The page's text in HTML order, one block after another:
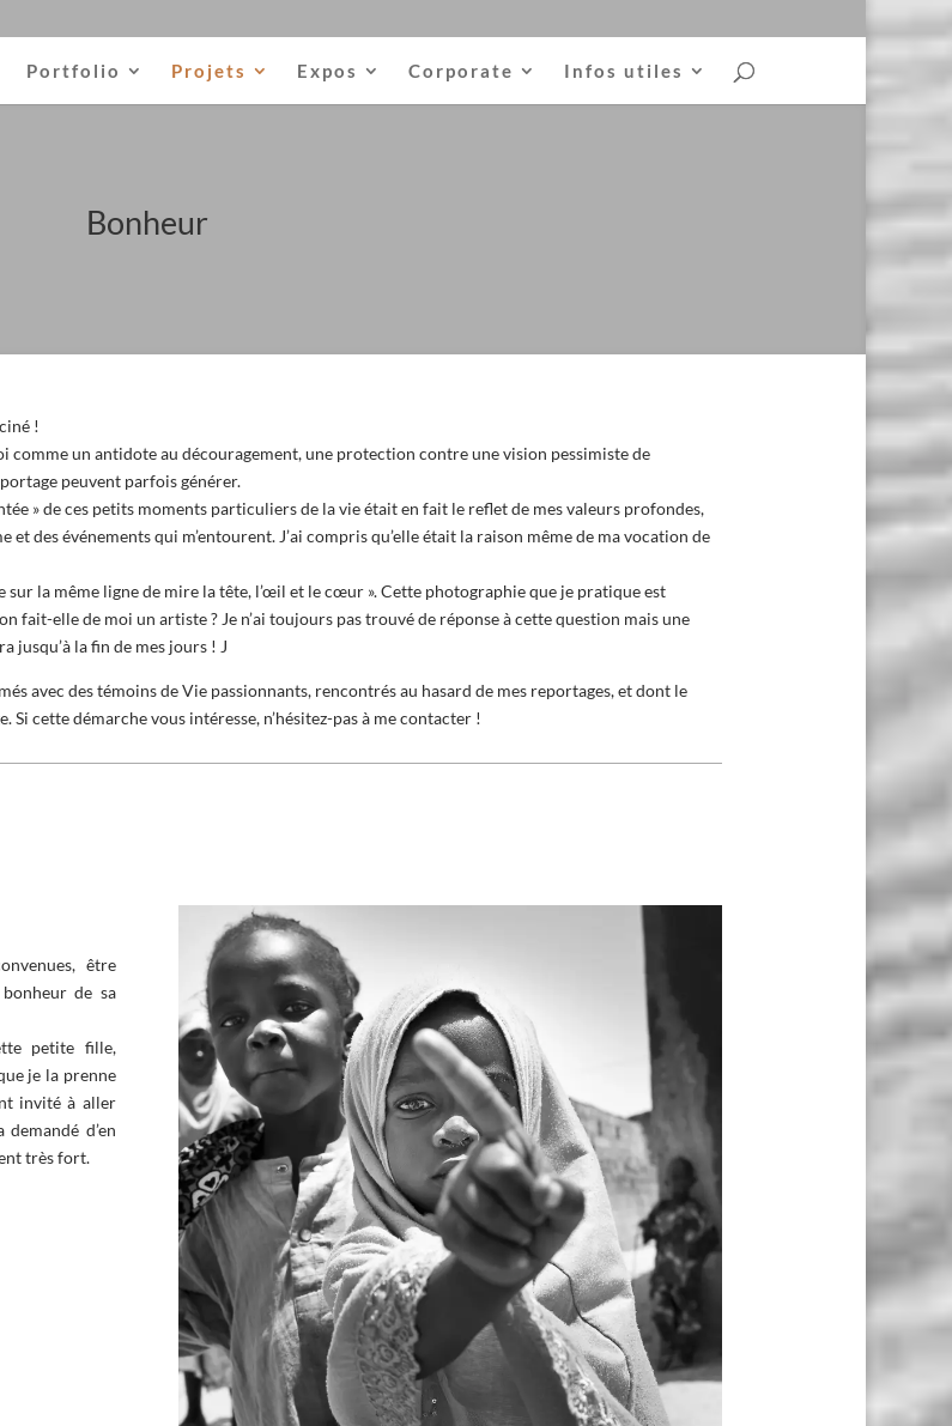
Portfolio Projets Expos Corporate Infos utiles
Bonheur
!
comme un antidote au découragement, une protection contre une vision pessimiste de
peuvent parfois générer.
» de ces petits moments particuliers de la vie était en fait le reflet de mes valeurs profondes,
des événements qui m’entourent. J’ai compris qu’elle était la raison même de ma vocation de
la même ligne de mire la tête, l’œil et le cœur ». Cette photographie que je pratique est
elle de moi un artiste ? Je n’ai toujours pas trouvé de réponse à cette question mais une
jusqu’à la fin de mes jours ! J
avec des témoins de Vie passionnants, rencontrés au hasard de mes reportages, et dont le
cette démarche vous intéresse, n’hésitez-pas à me contacter !
être
bonheur de sa
petite fille,
je la prenne
invité à aller
d’en
très fort.